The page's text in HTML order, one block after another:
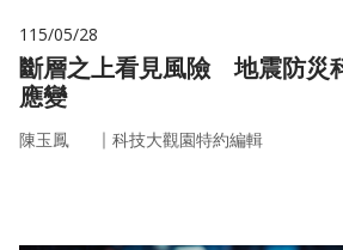
115/05/28
斷層之上看見風險 地震防災
應變
陳玉鳳 ｜ 科技大觀園特約編輯